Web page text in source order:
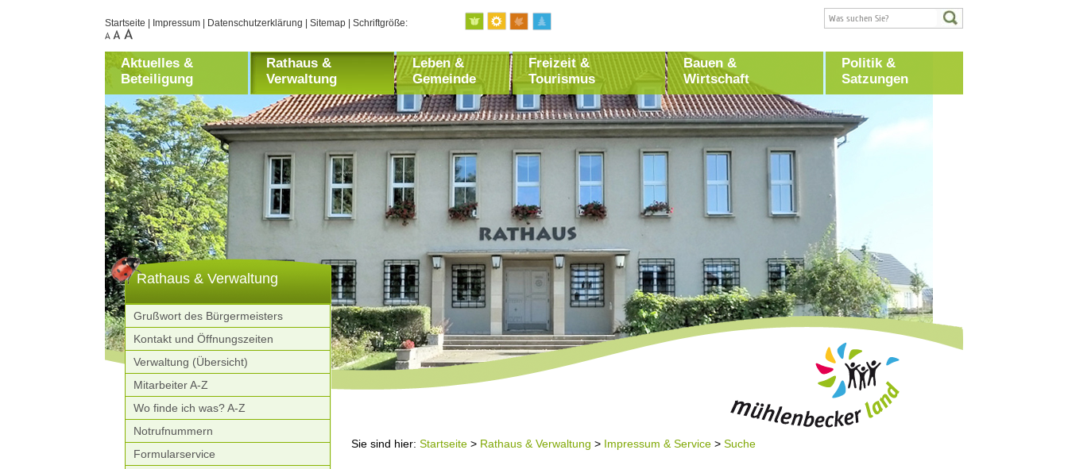
Startseite Impressum Datenschutzerklärung Sitemap Schriftgröße:
Aktuelles &
Beteiligung
Rathaus &
Verwaltung
Leben &
Gemeinde
Freizeit &
Tourismus
Bauen &
Wirtschaft
Politik &
Satzungen
Rathaus & Verwaltung
Grußwort des Bürgermeisters
Kontakt und Öffnungszeiten
Verwaltung (Übersicht)
Mitarbeiter A-Z
Wo finde ich was? A-Z
Notrufnummern
Formularservice
Sie sind hier:Startseite > Rathaus & Verwaltung > Impressum & Service >Suche